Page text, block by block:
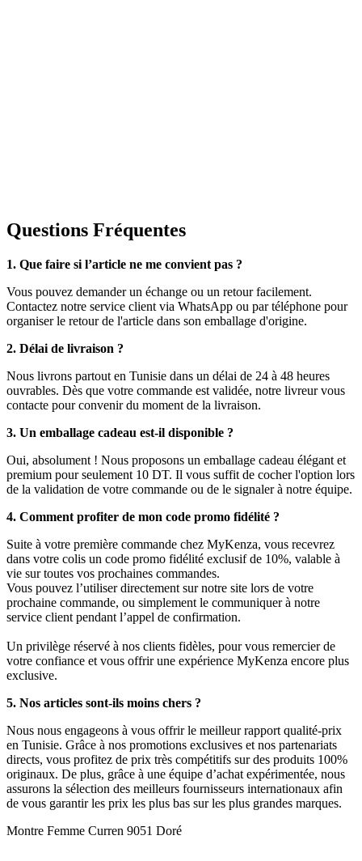
Questions Fréquentes
1. Que faire si l’article ne me convient pas ?
Vous pouvez demander un échange ou un retour facilement.
Contactez notre service client via WhatsApp ou par téléphone pour
organiser le retour de l'article dans son emballage d'origine.
2. Délai de livraison ?
Nous livrons partout en Tunisie dans un délai de 24 à 48 heures
ouvrables. Dès que votre commande est validée, notre livreur vous
contacte pour convenir du moment de la livraison.
3. Un emballage cadeau est-il disponible ?
Oui, absolument ! Nous proposons un emballage cadeau élégant et
premium pour seulement 10 DT. Il vous suffit de cocher l'option lors
de la validation de votre commande ou de le signaler à notre équipe.
4. Comment profiter de mon code promo fidélité ?
Suite à votre première commande chez MyKenza, vous recevrez
dans votre colis un code promo fidélité exclusif de 10%, valable à
vie sur toutes vos prochaines commandes.
Vous pouvez l’utiliser directement sur notre site lors de votre
prochaine commande, ou simplement le communiquer à notre
service client pendant l’appel de confirmation.
Un privilège réservé à nos clients fidèles, pour vous remercier de
votre confiance et vous offrir une expérience MyKenza encore plus
exclusive.
5. Nos articles sont-ils moins chers ?
Nous nous engageons à vous offrir le meilleur rapport qualité-prix
en Tunisie. Grâce à nos promotions exclusives et nos partenariats
directs, vous profitez de prix très compétitifs sur des produits 100%
originaux. De plus, grâce à une équipe d’achat expérimentée, nous
assurons la sélection des meilleurs fournisseurs internationaux afin
de vous garantir les prix les plus bas sur les plus grandes marques.
Montre Femme Curren 9051 Doré